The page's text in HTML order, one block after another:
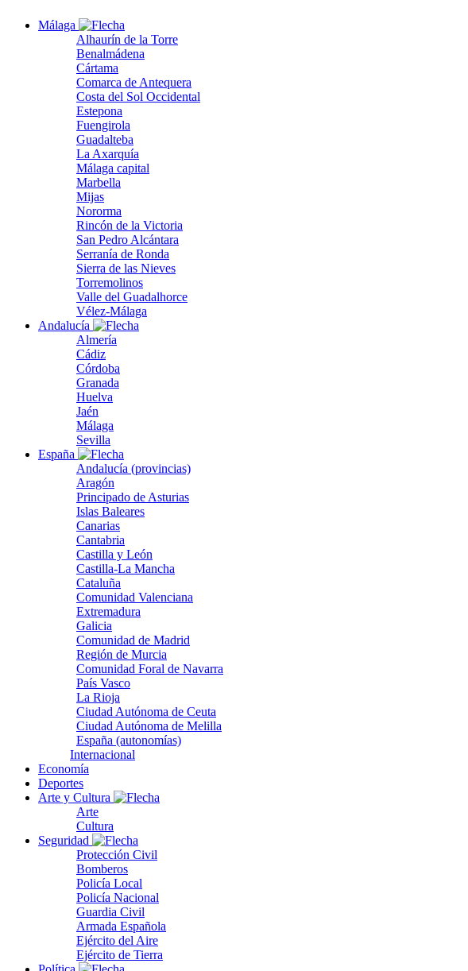
Málaga
Alhaurín de la Torre
Benalmádena
Cártama
Comarca de Antequera
Costa del Sol Occidental
Estepona
Fuengirola
Guadalteba
La Axarquía
Málaga capital
Marbella
Mijas
Nororma
Rincón de la Victoria
San Pedro Alcántara
Serranía de Ronda
Sierra de las Nieves
Torremolinos
Valle del Guadalhorce
Vélez-Málaga
Andalucía
Almería
Cádiz
Córdoba
Granada
Huelva
Jaén
Málaga
Sevilla
España
Andalucía (provincias)
Aragón
Principado de Asturias
Islas Baleares
Canarias
Cantabria
Castilla y León
Castilla-La Mancha
Cataluña
Comunidad Valenciana
Extremadura
Galicia
Comunidad de Madrid
Región de Murcia
Comunidad Foral de Navarra
País Vasco
La Rioja
Ciudad Autónoma de Ceuta
Ciudad Autónoma de Melilla
España (autonomías)
Internacional
Economía
Deportes
Arte y Cultura
Arte
Cultura
Seguridad
Protección Civil
Bomberos
Policía Local
Policía Nacional
Guardia Civil
Armada Española
Ejército del Aire
Ejército de Tierra